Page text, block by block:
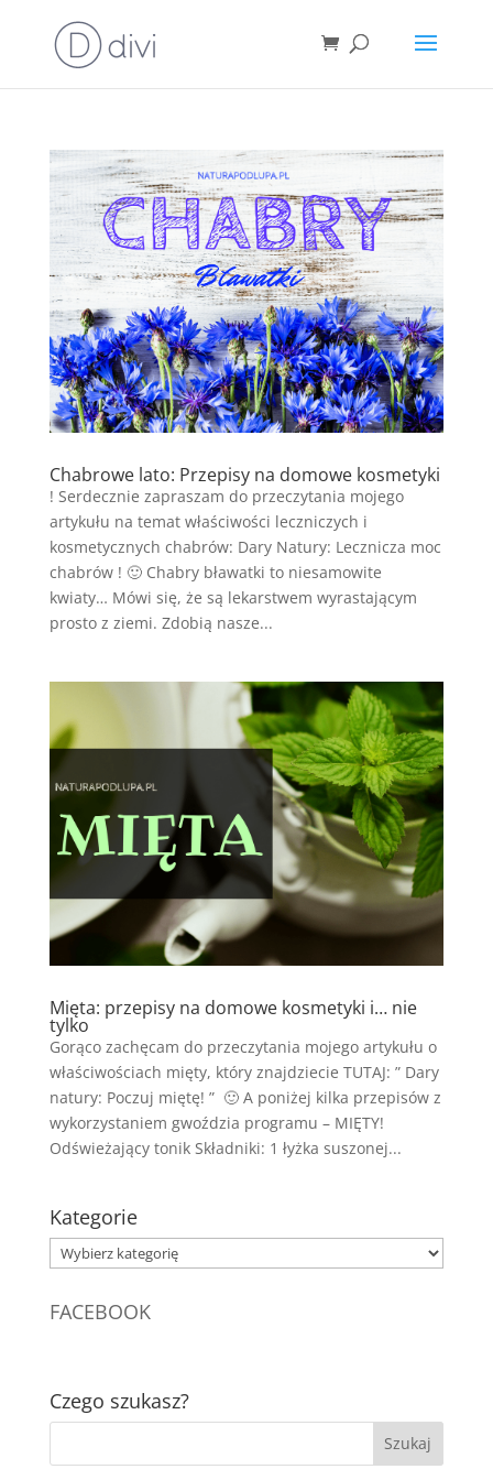
Chabrowe lato: Przepisy na domowe kosmetyki
! Serdecznie zapraszam do przeczytania mojego
artykułu na temat właściwości leczniczych i
kosmetycznych chabrów: Dary Natury: Lecznicza moc
chabrów ! 🙂 Chabry bławatki to niesamowite
kwiaty… Mówi się, że są lekarstwem wyrastającym
prosto z ziemi. Zdobią nasze...
Mięta: przepisy na domowe kosmetyki i… nie
tylko
Gorąco zachęcam do przeczytania mojego artykułu o
właściwościach mięty, który znajdziecie TUTAJ: ” Dary
natury: Poczuj miętę! ” 🙂 A poniżej kilka przepisów z
wykorzystaniem gwoździa programu – MIĘTY!
Odświeżający tonik Składniki: 1 łyżka suszonej...
Kategorie
Kategorie
FACEBOOK
Czego szukasz?